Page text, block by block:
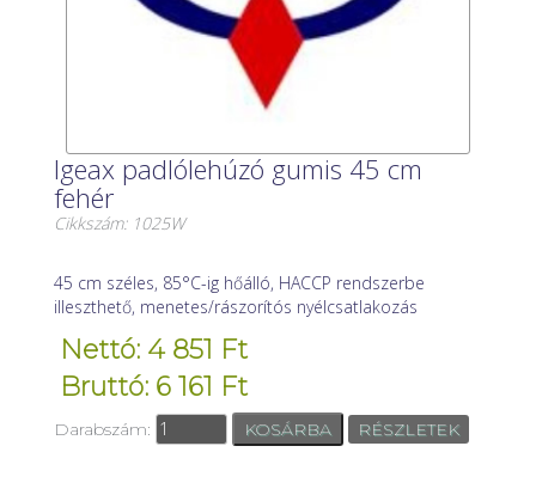
Igeax padlólehúzó gumis 45 cm
fehér
Cikkszám: 1025W
45 cm széles, 85°C-ig hőálló, HACCP rendszerbe
illeszthető, menetes/rászorítós nyélcsatlakozás
Nettó: 4 851 Ft
Bruttó: 6 161 Ft
Darabszám: RÉSZLETEK